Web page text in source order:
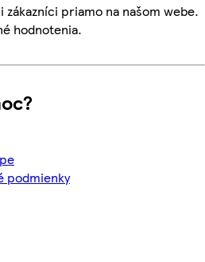
priamo na našom webe.
hodnotenia.
podmienky